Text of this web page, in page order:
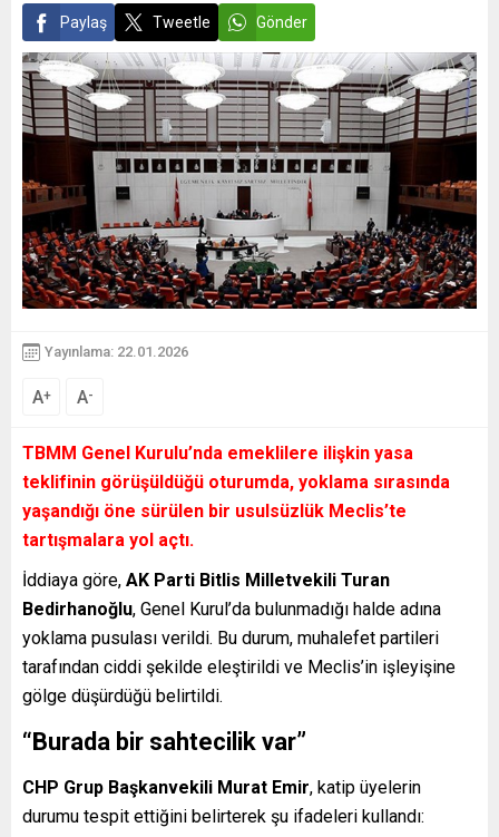
Paylaş Tweetle Gönder
Yayınlama: 22.01.2026
A+ A-
TBMM Genel Kurulu’nda emeklilere ilişkin yasa
teklifinin görüşüldüğü oturumda, yoklama sırasında
yaşandığı öne sürülen bir usulsüzlük Meclis’te
tartışmalara yol açtı.
İddiaya göre, AK Parti Bitlis Milletvekili Turan
Bedirhanoğlu, Genel Kurul’da bulunmadığı halde adına
yoklama pusulası verildi. Bu durum, muhalefet partileri
tarafından ciddi şekilde eleştirildi ve Meclis’in işleyişine
gölge düşürdüğü belirtildi.
“Burada bir sahtecilik var”
CHP Grup Başkanvekili Murat Emir, katip üyelerin
durumu tespit ettiğini belirterek şu ifadeleri kullandı: